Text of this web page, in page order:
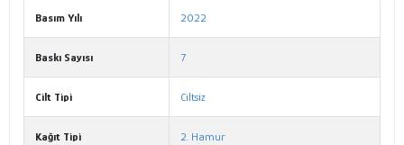
Basım Yılı 2022
Baskı Sayısı 7
Cilt Tipi Ciltsiz
Kağıt Tipi 2. Hamur